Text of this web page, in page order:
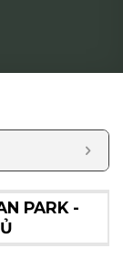
PARK -